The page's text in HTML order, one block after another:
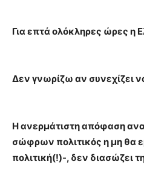
Για επτά ολόκληρες ώρες η
Δεν γνωρίζω αν συνεχίζει
Η ανερμάτιστη απόφαση
σώφρων πολιτικός η μη θα
πολιτική(!)-, δεν διασώζει